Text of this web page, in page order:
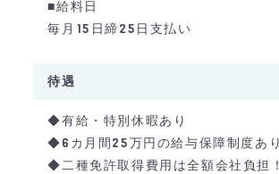
■給料日
毎月15日締25日支払い
待遇
◆有給・特別休暇あり
◆6カ月間25万円の給与保障制度あり
◆二種免許取得費用は全額会社負担！